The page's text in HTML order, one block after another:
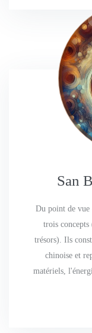
San
Du point de vue
trois
trésors). Ils
chinoise et
matériels,